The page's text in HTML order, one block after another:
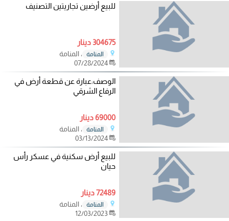
للبيع أرضين تجاريتين التصنيف
304675 دينار
المنامة
، المنامة
07/28/2024
الوصف:عبارة عن قطعة أرض في
الرفاع الشرقي
69000 دينار
المنامة
، المنامة
03/13/2024
للبيع أرض سكنية في عسكر رأس
حيان
72489 دينار
المنامة
، المنامة
12/03/2023